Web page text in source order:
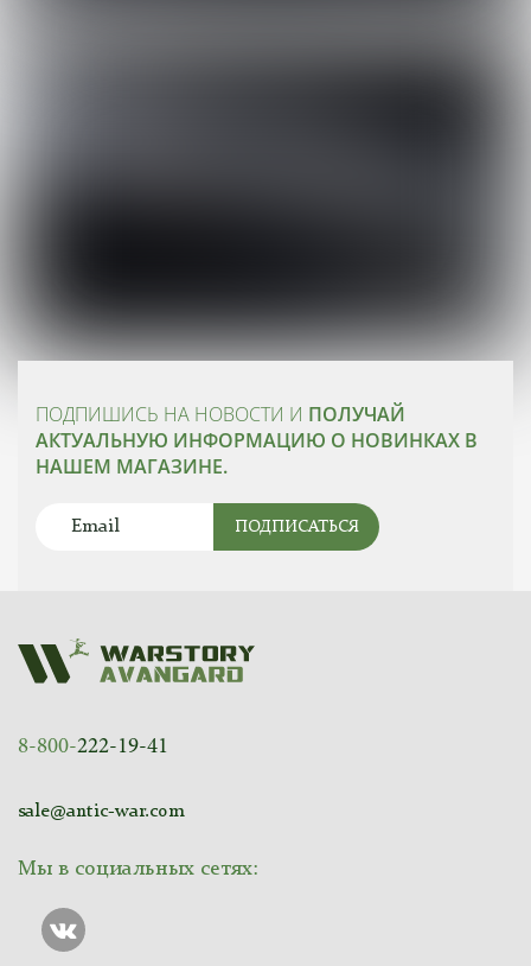
ПОДПИШИСЬ НА НОВОСТИ И ПОЛУЧАЙ
АКТУАЛЬНУЮ ИНФОРМАЦИЮ О НОВИНКАХ В
НАШЕМ МАГАЗИНЕ.
ПОДПИСАТЬСЯ
8-800-222-19-41
sale@antic-war.com
Мы в социальных сетях: